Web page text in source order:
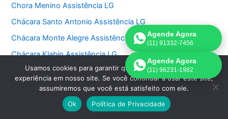
Chora Menino Assistência LG
Chácara Santo Antonio Assistência LG
Chácara Monte Alegre Assistência LG
Chácara Klabin Assistência LG
Chácara Itaim Assistência LG
Chácara Inglesa Assistência LG
Chácara Flora Assistência LG
Agende Agora
(11) 91332-7456
Agende Agora
(11) 96231-1982
Usamos cookies para garantir que oferecemos a melhor
experiência em nosso site. Se você continuar a usar este site,
assumiremos que você está satisfeito com ele.
Ok
Política de Privacidade